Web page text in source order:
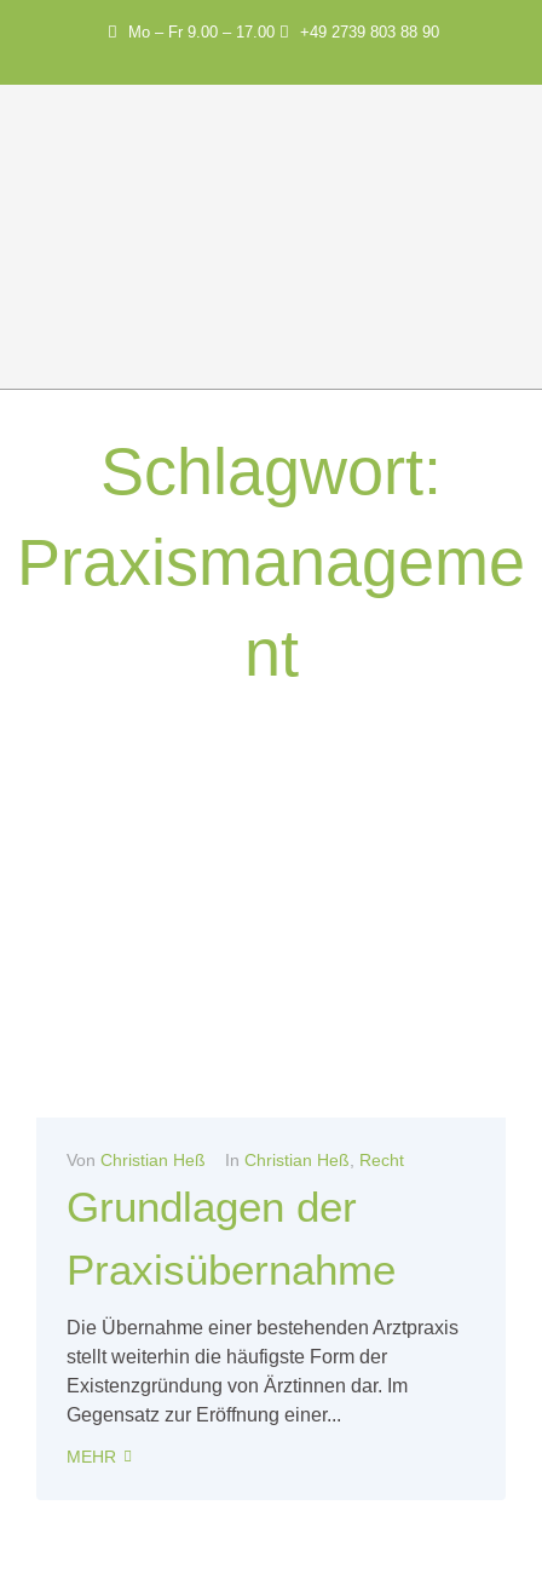
Mo – Fr 9.00 – 17.00 +49 2739 803 88 90
Schlagwort:
Praxismanageme
nt
Von Christian Heß In Christian Heß Recht
Grundlagen der
Praxisübernahme
Die Übernahme einer bestehenden Arztpraxis
stellt weiterhin die häufigste Form der
Existenzgründung von Ärztinnen dar. Im
Gegensatz zur Eröffnung einer...
MEHR